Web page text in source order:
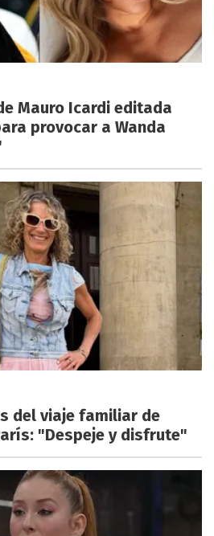
Mauro Icardi editada
provocar a Wanda
del viaje familiar de
"Despeje y disfrute"